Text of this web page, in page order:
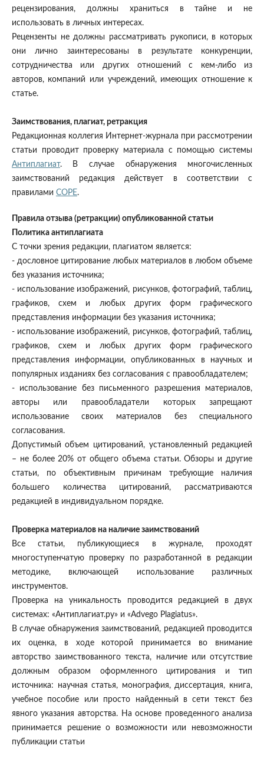
рецензирования, должны храниться в тайне и не
использовать в личных интересах.
Рецензенты не должны рассматривать рукописи, в которых
они лично заинтересованы в результате конкуренции,
сотрудничества или других отношений с кем-либо из
авторов, компаний или учреждений, имеющих отношение к
статье.
Заимствования, плагиат, ретракция
Редакционная коллегия Интернет-журнала при рассмотрении
статьи проводит проверку материала с помощью системы
Антиплагиат. В случае обнаружения многочисленных
заимствований редакция действует в соответствии с
правилами COPE.
Правила отзыва (ретракции) опубликованной статьи
Политика антиплагиата
С точки зрения редакции, плагиатом является:
- дословное цитирование любых материалов в любом объеме
без указания источника;
- использование изображений, рисунков, фотографий, таблиц,
графиков, схем и любых других форм графического
представления информации без указания источника;
- использование изображений, рисунков, фотографий, таблиц,
графиков, схем и любых других форм графического
представления информации, опубликованных в научных и
популярных изданиях без согласования с правообладателем;
- использование без письменного разрешения материалов,
авторы или правообладатели которых запрещают
использование своих материалов без специального
согласования.
Допустимый объем цитирований, установленный редакцией
– не более 20% от общего объема статьи. Обзоры и другие
статьи, по объективным причинам требующие наличия
большего количества цитирований, рассматриваются
редакцией в индивидуальном порядке.
Проверка материалов на наличие заимствований
Все статьи, публикующиеся в журнале, проходят
многоступенчатую проверку по разработанной в редакции
методике, включающей использование различных
инструментов.
Проверка на уникальность проводится редакцией в двух
системах: «Антиплагиат.ру» и «Advego Plagiatus».
В случае обнаружения заимствований, редакцией проводится
их оценка, в ходе которой принимается во внимание
авторство заимствованного текста, наличие или отсутствие
должным образом оформленного цитирования и тип
источника: научная статья, монография, диссертация, книга,
учебное пособие или просто найденный в сети текст без
явного указания авторства. На основе проведенного анализа
принимается решение о возможности или невозможности
публикации статьи